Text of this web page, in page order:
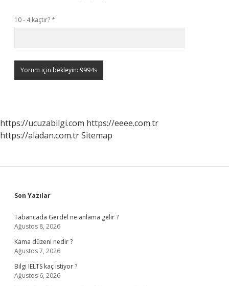
10 - 4 kaçtır?*
https://ucuzabilgi.com https://eeee.com.tr
https://aladan.com.trSitemap
Sidebar
Son Yazılar
Tabancada Gerdel ne anlama gelir ?
Ağustos 8, 2026
Kama düzeni nedir ?
Ağustos 7, 2026
Bilgi IELTS kaç istiyor ?
Ağustos 6, 2026